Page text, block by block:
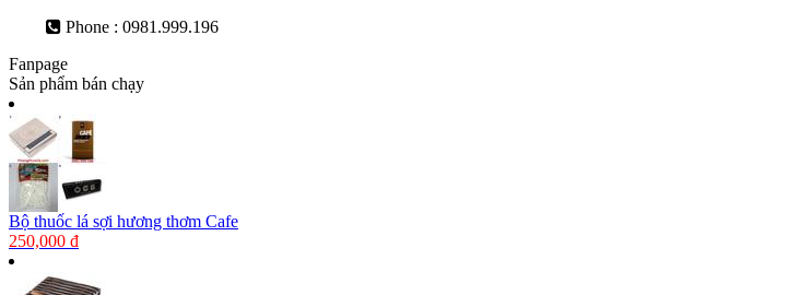
Phone : 0981.999.196
Fanpage
Sản phẩm bán chạy
Bộ thuốc lá sợi hương thơm Cafe
250,000 đ